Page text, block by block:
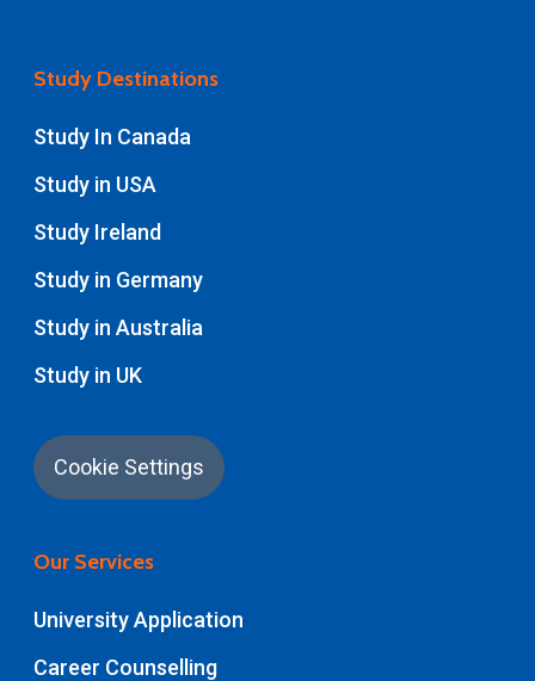
Study Destinations
Study In Canada
Study in USA
Study Ireland
Study in Germany
Study in Australia
Study in UK
Cookie Settings
Our Services
University Application
Career Counselling